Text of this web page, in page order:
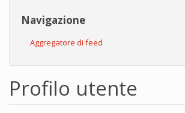
Navigazione
Aggregatore di feed
Profilo utente